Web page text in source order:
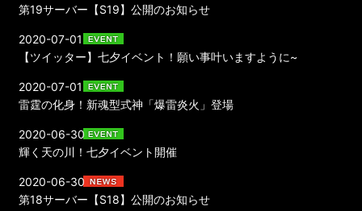
第19サーバー【S19】公開のお知らせ
【ツイッター】七夕イベント！願い事叶いますように~
2020-07-01
雷霆の化身！新魂型式神「爆雷炎火」登場
2020-07-01
輝く天の川！七夕イベント開催
2020-06-30
第18サーバー【S18】公開のお知らせ
2020-06-30